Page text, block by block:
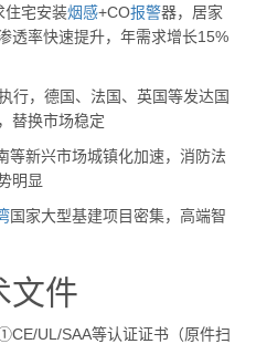
住宅安装烟感+CO报警器，居家
透率快速提升，年需求增长15%
行，德国、法国、英国等发达国
替换市场稳定
等新兴市场城镇化加速，消防法
明显
国家大型基建项目密集，高端智
文件
UL/SAA等认证证书（原件扫